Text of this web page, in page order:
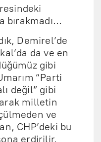
bırakmadı...
Demirel’de
da ve en
gibi
“Parti
değil” gibi
milletin
ve
CHP’deki bu
erdirilir.